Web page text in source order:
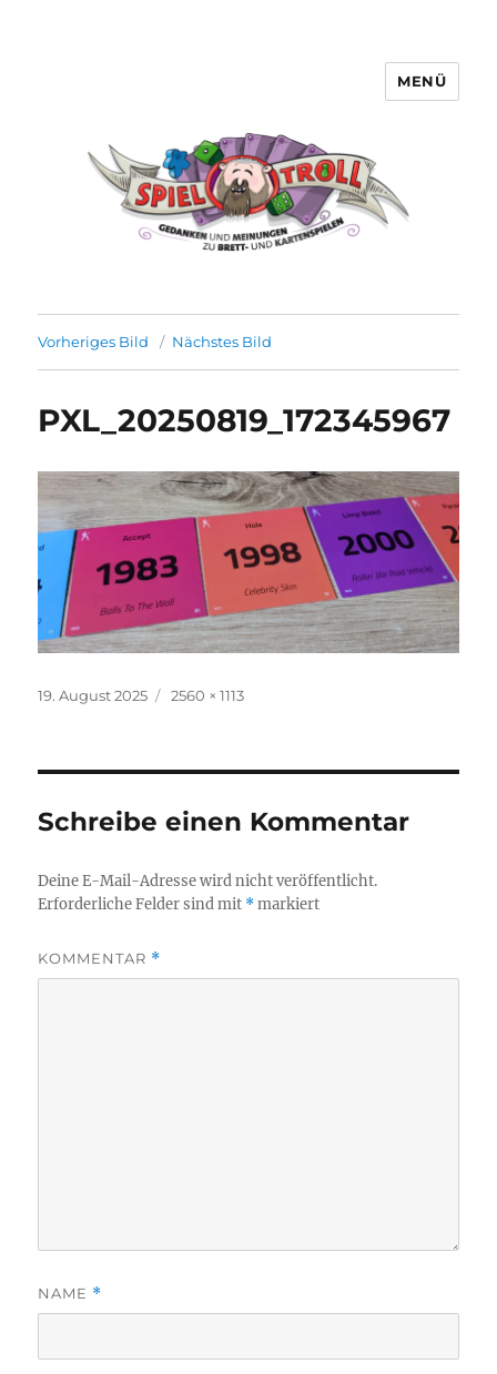
MENÜ
Vorheriges Bild Nächstes Bild
PXL_20250819_172345967
Veröffentlicht
19. August 2025 Originalgröße
2560 × 1113
Schreibe einen Kommentar
Deine E-Mail-Adresse wird nicht veröffentlicht.
Erforderliche Felder sind mit *markiert
KOMMENTAR *
NAME *